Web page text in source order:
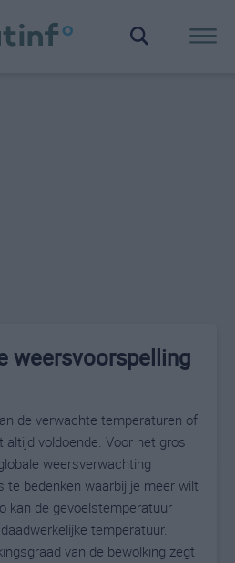
weersvoorspelling
de verwachte temperaturen of
altijd voldoende. Voor het gros
weersverwachting
te bedenken waarbij je meer wilt
kan de gevoelstemperatuur
temperatuur.
van de bewolking zegt